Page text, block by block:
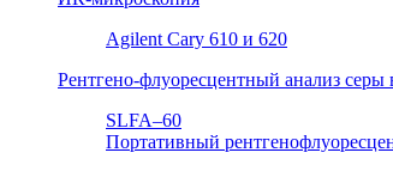
Agilent Cary 610 и 620
Рентгено-флуоресцентный анализ серы
SLFA–60
Портативный